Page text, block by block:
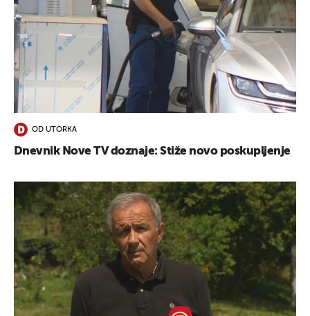
OD UTORKA
Dnevnik Nove TV doznaje: Stiže novo poskupljenje